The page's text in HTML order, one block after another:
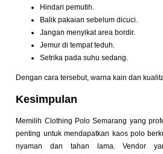
Hindari pemutih.
Balik pakaian sebelum dicuci.
Jangan menyikat area bordir.
Jemur di tempat teduh.
Setrika pada suhu sedang.
Dengan cara tersebut, warna kain dan
Kesimpulan
Memilih Clothing Polo Semarang yang
penting untuk mendapatkan kaos polo
nyaman dan tahan lama. Vendor